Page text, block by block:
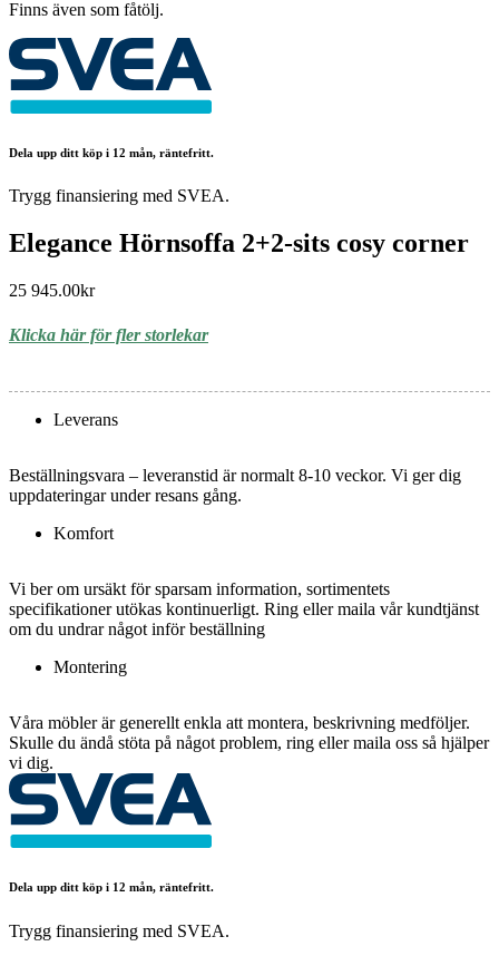
Finns även som fåtölj.
Dela upp ditt köp i 12 mån, räntefritt.
Trygg finansiering med SVEA.
Elegance Hörnsoffa 2+2-sits cosy corner
25 945.00kr
Klicka här för fler storlekar
Leverans
Beställningsvara – leveranstid är normalt 8-10 veckor. Vi ger dig
uppdateringar under resans gång.
Komfort
Vi ber om ursäkt för sparsam information, sortimentets
specifikationer utökas kontinuerligt. Ring eller maila vår kundtjänst
om du undrar något inför beställning
Montering
Våra möbler är generellt enkla att montera, beskrivning medföljer.
Skulle du ändå stöta på något problem, ring eller maila oss så hjälper
vi dig.
Dela upp ditt köp i 12 mån, räntefritt.
Trygg finansiering med SVEA.